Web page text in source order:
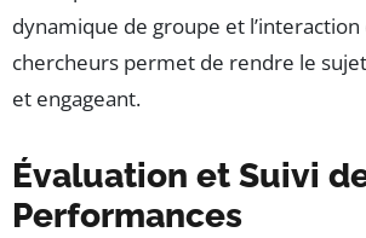
dynamique de groupe et
chercheurs permet de rendre le
et engageant.
Évaluation et Suivi
Performances